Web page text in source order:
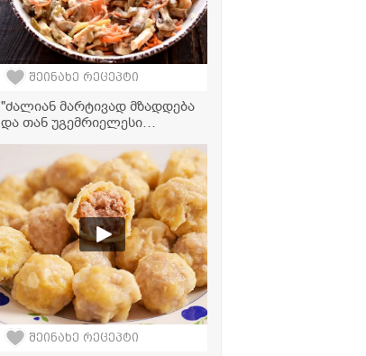
შეინახე რეცეპტი
"ძალიან მარტივად მზადდება
და თან უგემრიელესი
შეინახე რეცეპტი